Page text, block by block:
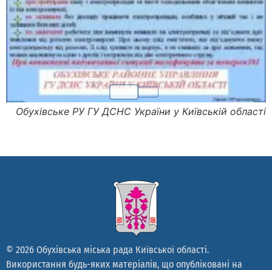
Обухівське РУ ГУ ДСНС України у Київській області
© 2026 Обухівська міська рада Київської області.
Використання будь-яких матеріалів, що опубліковані на